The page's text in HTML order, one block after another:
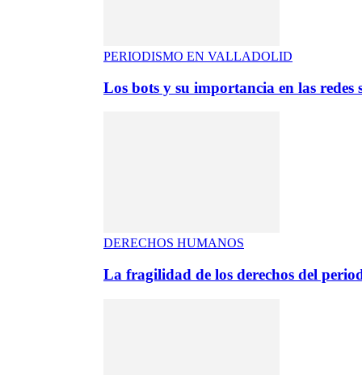
PERIODISMO EN VALLADOLID
Los bots y su importancia en las redes
DERECHOS HUMANOS
La fragilidad de los derechos del